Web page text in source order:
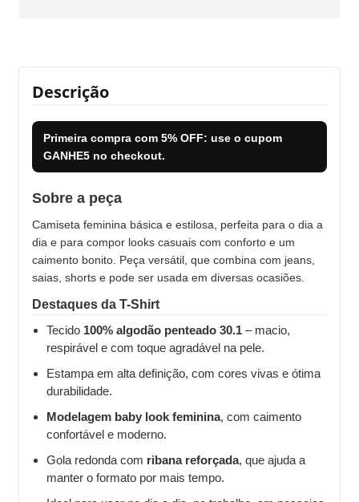
Descrição
Primeira compra com 5% OFF: use o cupom
GANHE5 no checkout.
Sobre a peça
Camiseta feminina básica e estilosa, perfeita para o dia a
dia e para compor looks casuais com conforto e um
caimento bonito. Peça versátil, que combina com jeans,
saias, shorts e pode ser usada em diversas ocasiões.
Destaques da T-Shirt
Tecido 100% algodão penteado 30.1 – macio,
respirável e com toque agradável na pele.
Estampa em alta definição, com cores vivas e ótima
durabilidade.
Modelagem baby look feminina, com caimento
confortável e moderno.
Gola redonda com ribana reforçada, que ajuda a
manter o formato por mais tempo.